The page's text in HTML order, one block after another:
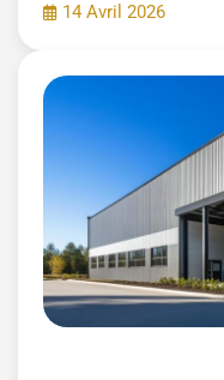
14 Avril 2026